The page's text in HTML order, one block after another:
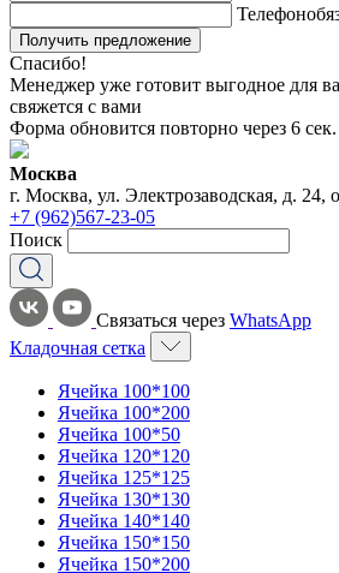
Телефон
Получить предложение
Спасибо!
Менеджер уже готовит выгодное для
свяжется с вами
Форма обновится повторно через 6 сек.
Москва
г. Москва, ул. Электрозаводская, д. 24,
+7 (962)567-23-05
Поиск
Связаться через WhatsApp
Кладочная сетка
Ячейка 100*100
Ячейка 100*200
Ячейка 100*50
Ячейка 120*120
Ячейка 125*125
Ячейка 130*130
Ячейка 140*140
Ячейка 150*150
Ячейка 150*200